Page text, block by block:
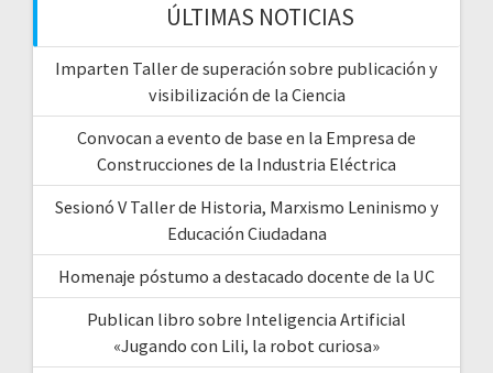
ÚLTIMAS NOTICIAS
Imparten Taller de superación sobre publicación y
visibilización de la Ciencia
Convocan a evento de base en la Empresa de
Construcciones de la Industria Eléctrica
Sesionó V Taller de Historia, Marxismo Leninismo y
Educación Ciudadana
Homenaje póstumo a destacado docente de la UC
Publican libro sobre Inteligencia Artificial
«Jugando con Lili, la robot curiosa»